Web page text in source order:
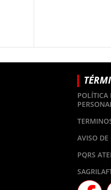
POLÍTICA
AVISO DE
PQRS